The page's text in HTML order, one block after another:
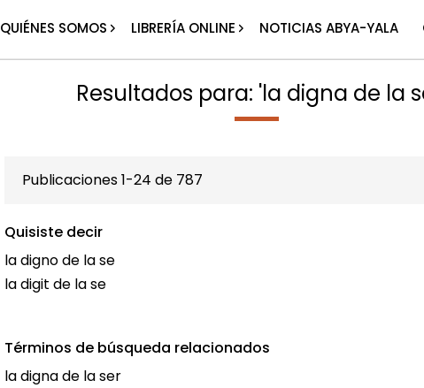
QUIÉNES SOMOS LIBRERÍA ONLINE NOTICIAS ABYA-YALA
Resultados para: 'la digna de la
Publicaciones1-24 de 787
Quisiste decir
la digno de la se
la digit de la se
Términos de búsqueda relacionados
la digna de la ser